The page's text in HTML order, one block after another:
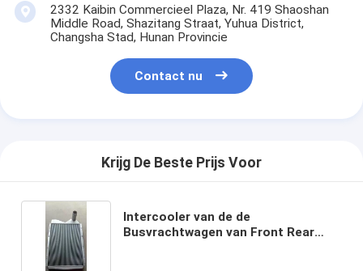
2332 Kaibin Commercieel Plaza, Nr. 419 Shaoshan
Middle Road, Shazitang Straat, Yuhua District,
Changsha Stad, Hunan Provincie
Contact nu
Krijg De Beste Prijs Voor
Intercooler van de de
Busvrachtwagen van Front Rear